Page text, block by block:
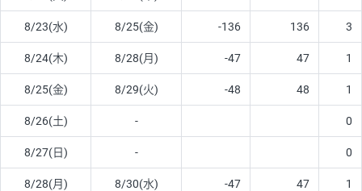
8/23(水) 8/25(金) -136 136 3
8/24(木) 8/28(月) -47 47 1
8/25(金) 8/29(火) -48 48 1
8/26(土) - 0
8/27(日) - 0
8/28(月) 8/30(水) -47 47 1